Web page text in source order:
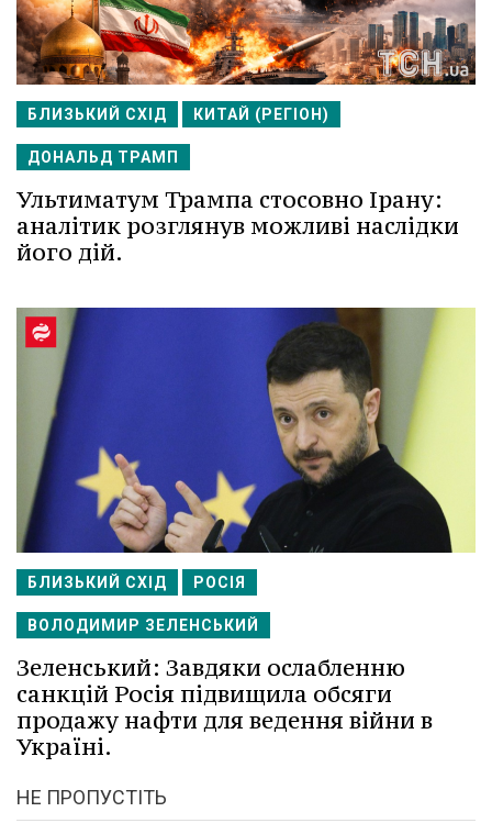
БЛИЗЬКИЙ СХІД КИТАЙ (РЕГІОН)
ДОНАЛЬД ТРАМП
Ультиматум Трампа стосовно Ірану:
аналітик розглянув можливі наслідки
його дій.
БЛИЗЬКИЙ СХІД РОСІЯ
ВОЛОДИМИР ЗЕЛЕНСЬКИЙ
Зеленський: Завдяки ослабленню
санкцій Росія підвищила обсяги
продажу нафти для ведення війни в
Україні.
НЕ ПРОПУСТІТЬ